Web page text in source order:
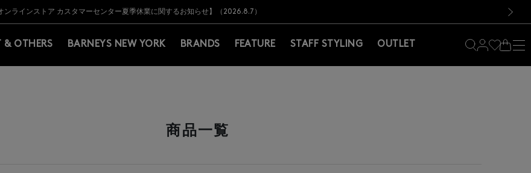
BARNEYS＞会員のお客様は11,000円（税込）以上のお買上げで常時送料無料！お買い物の際は会員登録を！
【夏季休業に伴う出荷一時停止のお知らせ】(2026.8.7)
ンラインストア カスタマーセンター夏季休業に関するお知らせ】（2026.8.7）
【夏季休業に伴う返品・交換承り一時停止のお知らせ】（2026.8.5）
熊本県を中心とした地震の影響によるお荷物のお届けについて
【開催中】SUMMER SALEのご案内・ご注意事項
BARNEYS＞会員のお客様は11,000円（税込）以上のお買上げで常時送料無料！お買い物の際は会員登録を！
【夏季休業に伴う出荷一時停止のお知らせ】(2026.8.7)
& OTHERS BARNEYS NEW YORK BRANDS FEATURE STAFF STYLING OUTLET
商品一覧